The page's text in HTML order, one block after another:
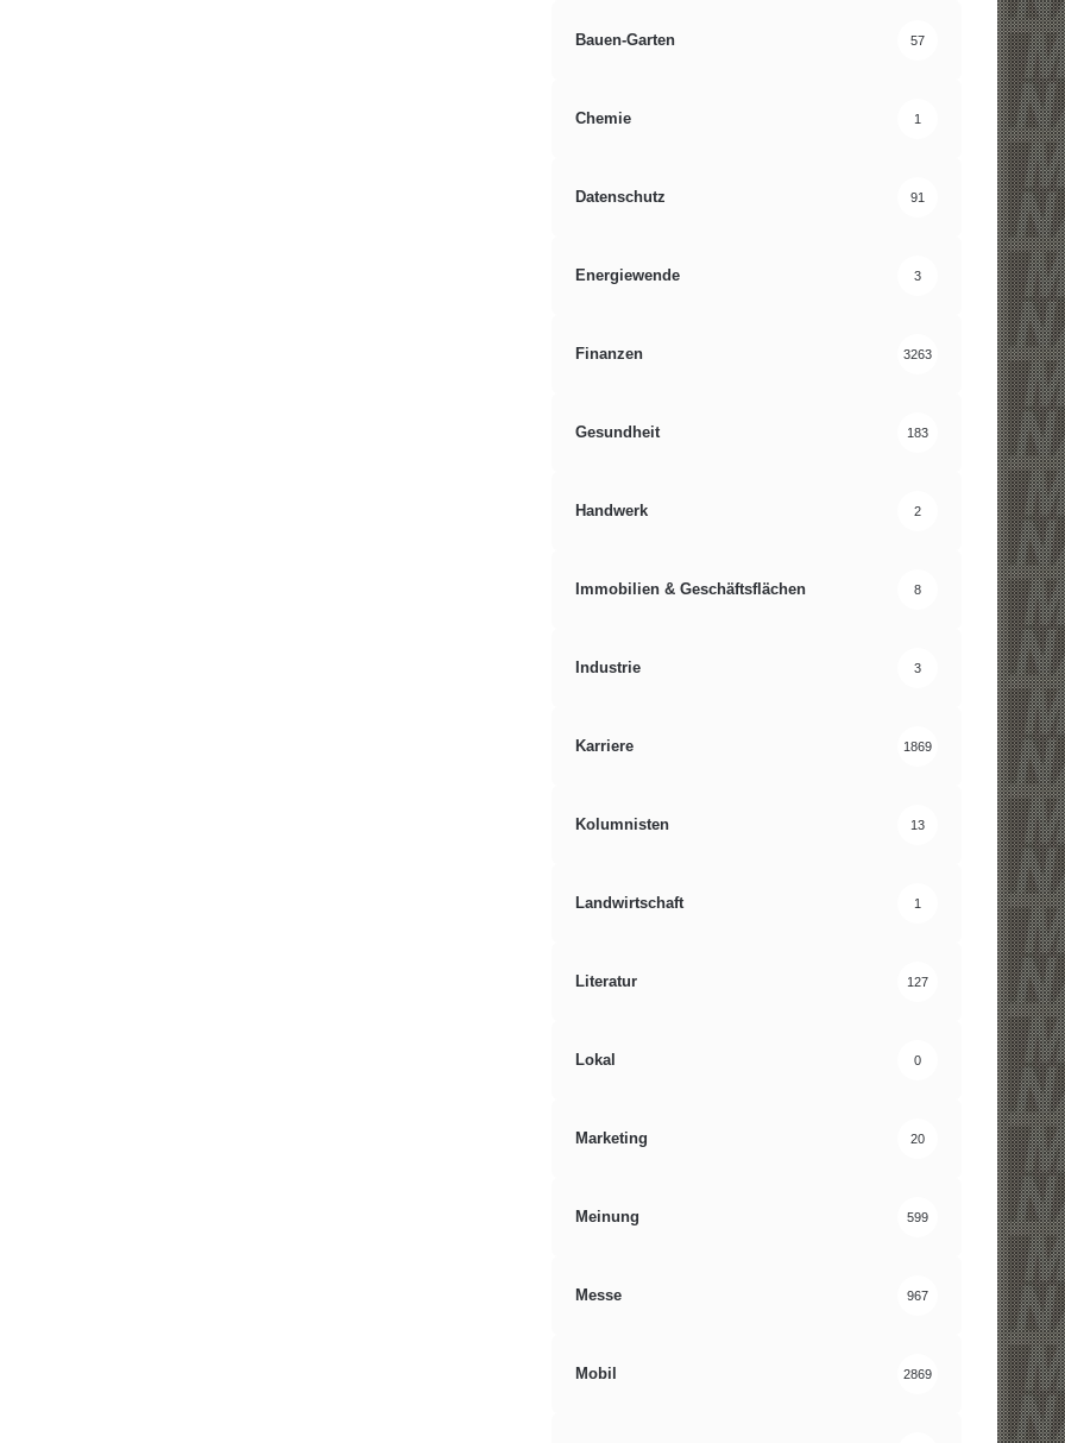
Bauen-Garten 57
Chemie 1
Datenschutz 91
Energiewende 3
Finanzen 3263
Gesundheit 183
Handwerk 2
Immobilien & Geschäftsflächen 8
Industrie 3
Karriere 1869
Kolumnisten 13
Landwirtschaft 1
Literatur 127
Lokal 0
Marketing 20
Meinung 599
Messe 967
Mobil 2869